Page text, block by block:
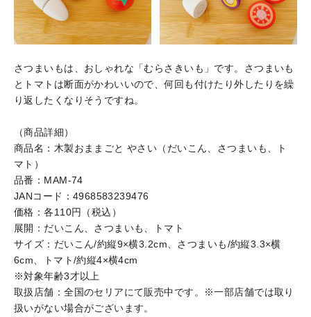
さつまいもは、おしゃれな「むらさきいも」です。さつまいも
とトマトは断面がかわいいので、何回も付けたり外したりを繰
り返したくなりそうですね。
（商品詳細）
商品名：木製おままごと やさい（だいこん、さつまいも、ト
マト）
品番：MAM-74
JANコード：4968583239476
価格：各110円（税込）
展開：だいこん、さつまいも、トマト
サイズ：だいこん/約縦9×横3.2cm、さつまいも/約縦3.3×横
6cm、トマト/約縦4×横4cm
※対象年齢3才以上
取扱店舗：全国のセリアにて販売中です。※一部店舗では取り
扱いがない場合がございます。